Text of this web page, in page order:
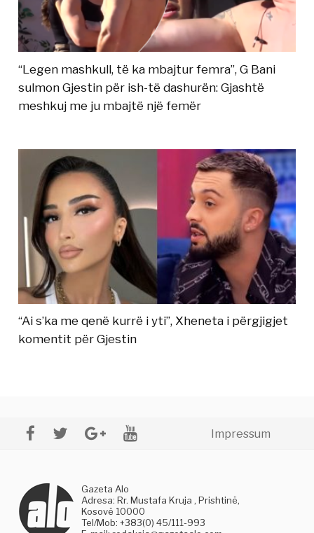
“Legen mashkull, të ka mbajtur femra”, G Bani
sulmon Gjestin për ish-të dashurën: Gjashtë
meshkuj me ju mbajtë një femër
“Ai s’ka me qenë kurrë i yti”, Xheneta i përgjigjet
komentit për Gjestin
Impressum
Gazeta Alo
Adresa: Rr. Mustafa Kruja , Prishtinë,
Kosovë 10000
Tel/Mob: +383(0) 45/111-993